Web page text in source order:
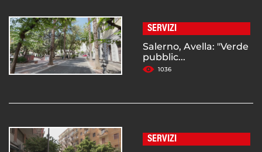
SERVIZI
Salerno, Avella: "Verde
pubblic...
1036
SERVIZI